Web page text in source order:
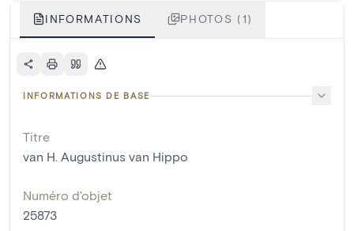
INFORMATIONS PHOTOS (1)
INFORMATIONS DE BASE
Titre
van H. Augustinus van Hippo
Numéro d'objet
25873